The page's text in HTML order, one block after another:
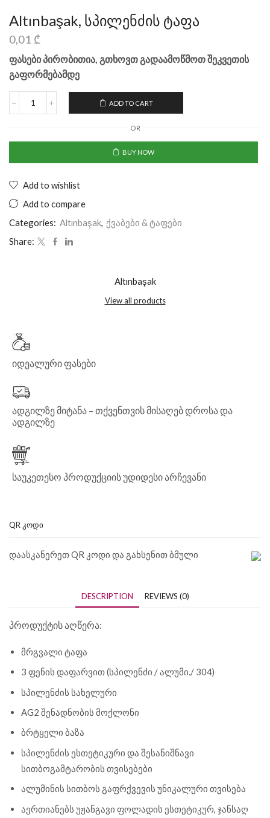
Altınbaşak, სპილენძის ტაფა
0,01 ₾
ფასები პირობითია, გთხოვთ გადაამოწმოთ შეკვეთის
გაფორმებამდე
ADD TO CART
OR
BUY NOW
Add to wishlist
Add to compare
Categories: Altınbaşak, ქვაბები & ტაფები
Share:
Altınbaşak
View all products
იდეალური ფასები
ადგილზე მიტანა – თქვენთვის მისაღებ დროსა და
ადგილზე
საუკეთესო პროდუქციის უდიდესი არჩევანი
QR ᲙᲝᲓᲘ
დაასკანერეთ QR კოდი და გახსენით ბმული
DESCRIPTION REVIEWS (0)
პროდუქტის აღწერა:
მრგვალი ტაფა
3 ფენის დაფარვით (სპილენძი / ალუმი./ 304)
სპილენძის სახელური
AG2 შენადნობის მოქლონი
ბრტყელი ბაზა
სპილენძის ესთეტიკური და შესანიშნავი
სითბოგამტარობის თვისებები
ალუმინის სითბოს გაფრქვევის უნიკალური თვისება
აერთიანებს უჟანგავი ფოლადის ესთეტიკურ, ჯანსაღ